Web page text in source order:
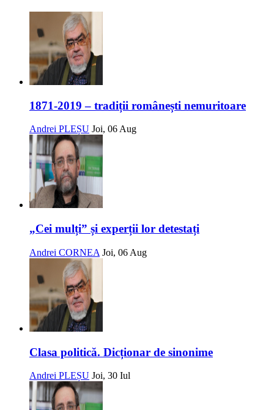
1871-2019 – tradiții românești nemuritoare
Andrei PLEȘU Joi, 06 Aug
„Cei mulți” și experții lor detestați
Andrei CORNEA Joi, 06 Aug
Clasa politică. Dicționar de sinonime
Andrei PLEȘU Joi, 30 Iul